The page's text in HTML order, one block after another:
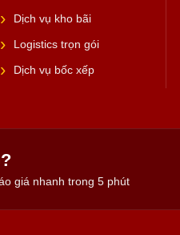
Dịch vụ kho bãi
Logistics trọn gói
Dịch vụ bốc xếp
giá nhanh trong 5 phút